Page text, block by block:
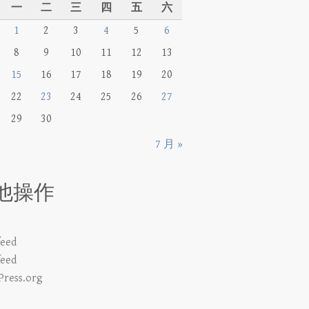
一 二 三 四 五
六
1
2 3 4 5
6
8
9 10 11 12
13
15
16 17 18 19
20
22
23 24 25 26
27
29
30
7 月 »
操作